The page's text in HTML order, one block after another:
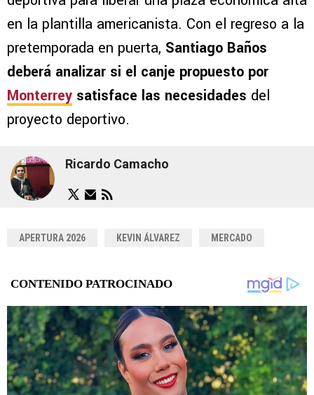
en la plantilla americanista. Con el regreso a la
pretemporada en puerta, Santiago Baños
deberá analizar si el canje propuesto por
Monterrey satisface las necesidades del
proyecto deportivo.
Ricardo Camacho
APERTURA 2026 KEVIN ÁLVAREZ MERCADO